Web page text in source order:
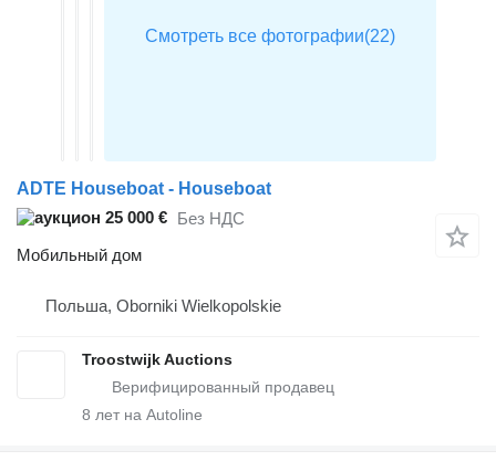
ADTE Houseboat - Houseboat
25 000 € Без НДС
Мобильный дом
Польша, Oborniki Wielkopolskie
Troostwijk Auctions
8 лет на Autoline